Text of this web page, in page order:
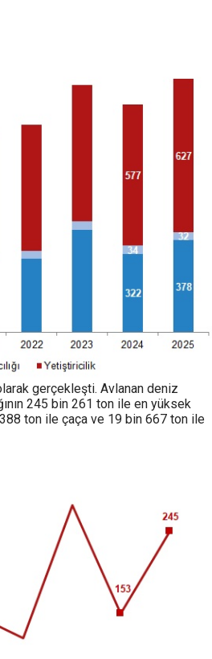
gerçekleşti. Avlanan deniz
245 bin 261 ton ile en yüksek
388 ton ile çaça ve 19 bin 667 ton ile